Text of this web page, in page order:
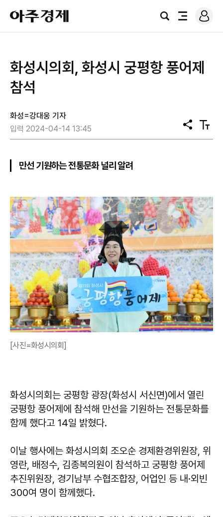
아
주
경
검
전
로
그
화성시의회, 화성시 궁평항 풍어제
참석
화성=강대웅 기자
입력 2024-04-14 13:45
공
유
텍
스
만선 기원하는 전통문화 널리 알려
[사진=화성시의회]
화성시의회는 궁평항 광장(화성시 서신면)에서 열린
궁평항 풍어제에 참석해 만선을 기원하는 전통문화를
함께 했다고 14일 밝혔다.
이날 행사에는 화성시의회 조오순 경제환경위원장, 위
영란, 배정수, 김종복의원이 참석하고 궁평항 풍어제
추진위원장, 경기남부 수협조합장, 어업인 등 내·외빈
300여 명이 함께했다.